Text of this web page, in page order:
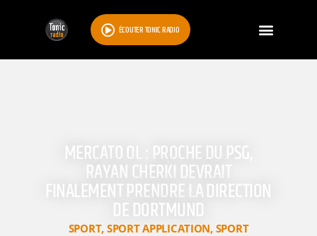
ÉCOUTER TONIC RADIO
MERCATO OL : PROCHE DU PSG,
RAYAN CHERKI DEVRAIT
FINALEMENT PRENDRE LA DIRECTION
DE DORTMUND
SPORT, SPORT APPLICATION, SPORT